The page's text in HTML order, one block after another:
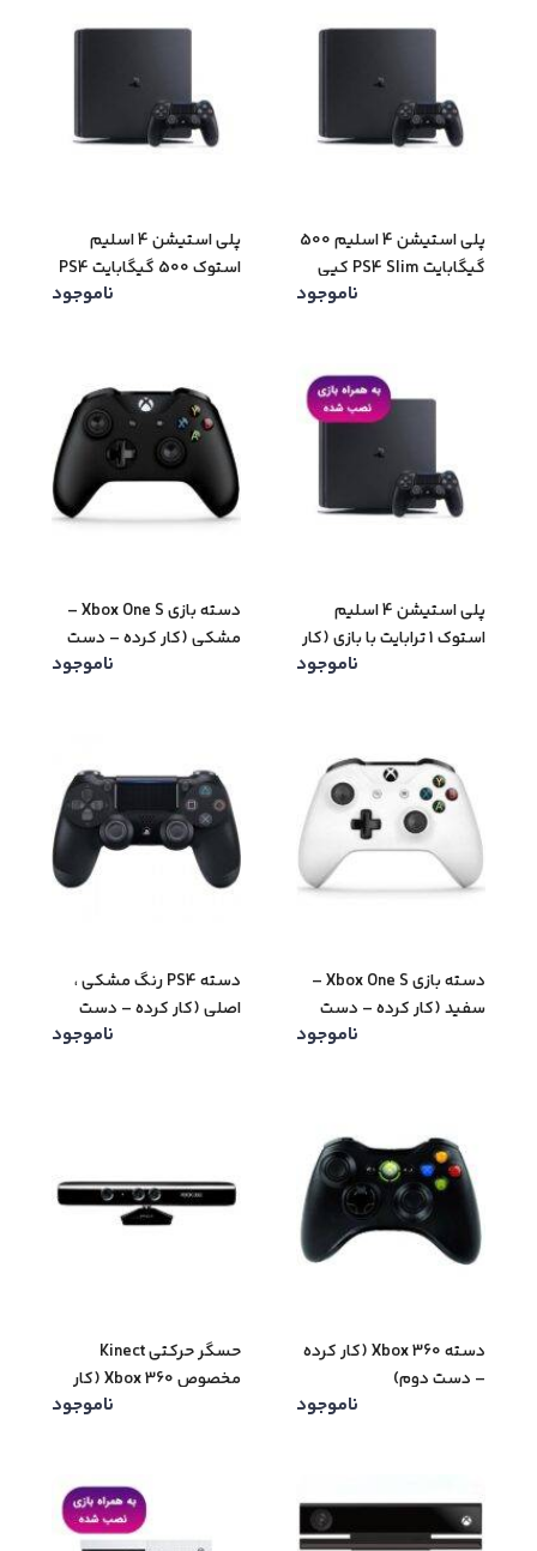
پلی استیشن 4 اسلیم 500
گیگابایت PS4 Slim کپی
خور (کار کرده – دست دوم)
ناموجود
پلی استیشن 4 اسلیم
استوک 500 گیگابایت PS4
Slim (کار کرده – دستناموجود
پلی استیشن 4 اسلیم
استوک 1 ترابایت با بازی (کار
کرده – دست دوم)ناموجود
دسته بازی Xbox One S –
مشکی (کار کرده – دست
ناموجود
دسته بازی Xbox One S –
سفید (کار کرده – دست
ناموجود
دسته PS4 رنگ مشکی ،
اصلی (کار کرده – دست
ناموجود
دسته Xbox 360 (کار کرده
– دست دوم)
ناموجود
حسگر حرکتی Kinect
مخصوص Xbox 360 (کار
کرده – دست دوم)ناموجود